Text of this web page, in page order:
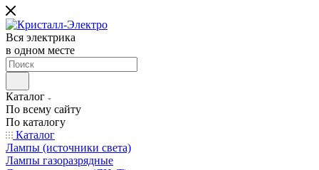
Вся электрика
в одном месте
Каталог
По всему сайту
По каталогу
Каталог
Лампы (источники света)
Лампы газоразрядные